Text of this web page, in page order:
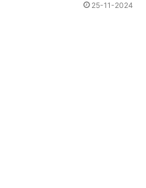
25-11-2024